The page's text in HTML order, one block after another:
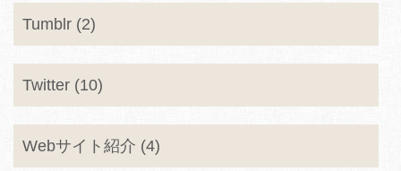
Tumblr (2)
Twitter (10)
Webサイト紹介 (4)